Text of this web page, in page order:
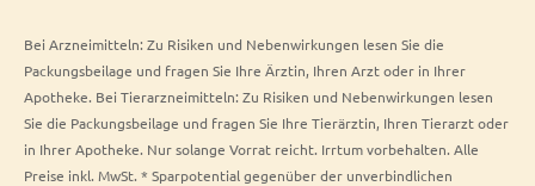
Bei Arzneimitteln: Zu Risiken und Nebenwirkungen lesen Sie die
Packungsbeilage und fragen Sie Ihre Ärztin, Ihren Arzt oder in Ihrer
Apotheke. Bei Tierarzneimitteln: Zu Risiken und Nebenwirkungen lesen
Sie die Packungsbeilage und fragen Sie Ihre Tierärztin, Ihren Tierarzt oder
in Ihrer Apotheke. Nur solange Vorrat reicht. Irrtum vorbehalten. Alle
Preise inkl. MwSt. * Sparpotential gegenüber der unverbindlichen